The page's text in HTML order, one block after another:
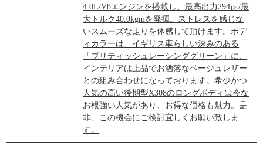
4.0L/V8エンジンを搭載し、最高出力294㎰/最
大トルク40.0kgmを発揮。ストレスを感じな
いスムーズな走りを体感して頂けます。ボデ
ィカラーは、イギリス車らしい深みのある
「ブリティッシュレーシンググリーン」に、
インテリアは上品でお洒落なベージュレザー
との組み合わせになっております。希少かつ
人気の高い後期型X308のロングボディは今な
お根強い人気があり、お得な価格も魅力。是
非、この機会にご検討宜しくお願い致しま
す。